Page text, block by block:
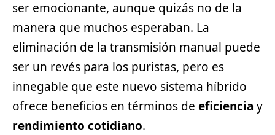
ser emocionante, aunque quizás no de la
manera que muchos esperaban. La
eliminación de la transmisión manual puede
ser un revés para los puristas, pero es
innegable que este nuevo sistema híbrido
ofrece beneficios en términos de eficiencia y
rendimiento cotidiano.